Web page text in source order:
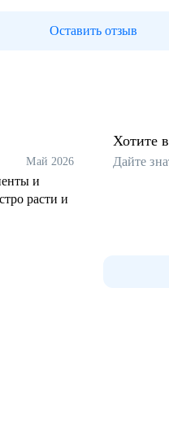
Оставить отзыв
Май 2026
и
расти и
Хотите
Дайте